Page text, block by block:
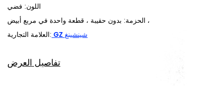
اللون: فضي
الحزمة: بدون حقيبة ، قطعة واحدة في مربع أبيض ،
العلامة التجارية:
GZ شينشينغ
تفاصيل العرض